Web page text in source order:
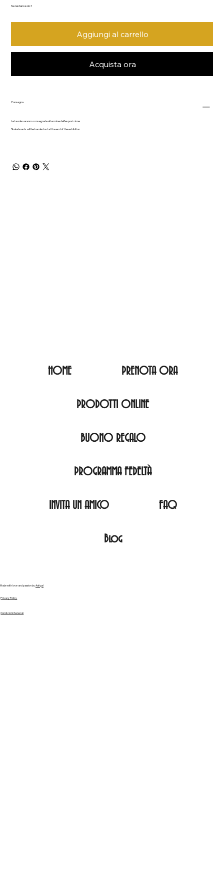
Ne restano solo: 1
Aggiungi al carrello
Acquista ora
Consegna
Le tavole saranno consegnate al termine dell'esposizione
Skateboards will be handed out at the end of the exhibition
HOME PRENOTA ORA
PRODOTTI ONLINE
BUONO REGALO
PROGRAMMA FEDELTÀ
INVITA UN AMICO FAQ
Blog
Made with love and passion byAdrigal
Privacy Policy
Condizioni Generali